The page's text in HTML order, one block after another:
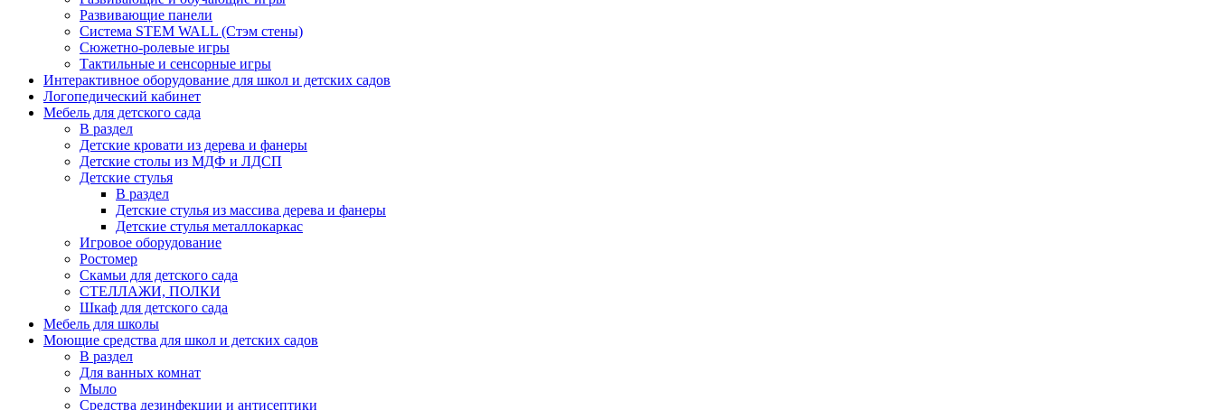
Развивающие панели
Система STEM WALL (Cтэм стены)
Сюжетно-ролевые игры
Тактильные и сенсорные игры
Интерактивное оборудование для школ и детских садов
Логопедический кабинет
Мебель для детского сада
В раздел
Детские кровати из дерева и фанеры
Детские столы из МДФ и ЛДСП
Детские стулья
В раздел
Детские стулья из массива дерева и фанеры
Детские стулья металлокаркас
Игровое оборудование
Ростомер
Скамьи для детского сада
СТЕЛЛАЖИ, ПОЛКИ
Шкаф для детского сада
Мебель для школы
Моющие средства для школ и детских садов
В раздел
Для ванных комнат
Мыло
Средства дезинфекции и антисептики